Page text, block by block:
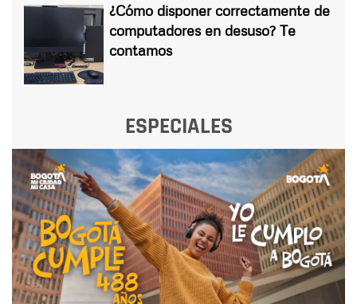
¿Cómo disponer correctamente de
computadores en desuso? Te
contamos
ESPECIALES